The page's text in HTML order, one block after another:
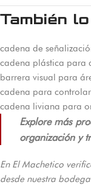
También
cadena de
cadena plástica para
barrera visual para
cadena para
cadena liviana para
Explore más
organización y
En El Machetico
desde nuestra